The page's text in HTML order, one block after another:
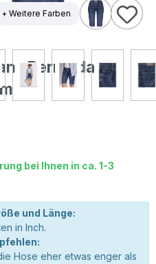
+ Weitere Farben
Bermuda
bei Ihnen in ca. 1-3
und Länge:
in Inch.
Hose eher etwas enger als